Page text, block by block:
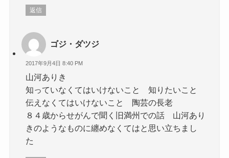
返信
ゴジ・ダツジ
2017年9月4日 8:40 PM
山河ありき
知っていなくてはいけないこと 知りたいこと
伝えなくてはいけないこと 陶芸の長老
８４歳からせがんで聞く旧満州での話 山河あり
きのようなものに纏めなくてはと思い立ちまし
た